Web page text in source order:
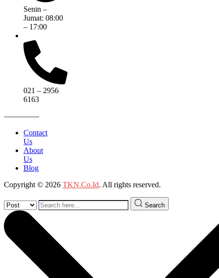
Senin –
Jumat: 08:00
– 17:00
021 – 2956
6163
————–
Contact
Us
About
Us
Blog
Copyright © 2026 TKN.Co.Id. All rights reserved.
Search